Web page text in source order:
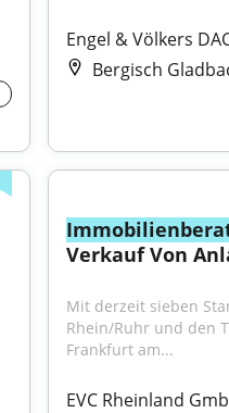
Engel & Völkers
Bergisch
Verkauf Von
Mit derzeit sieben
Rhein/Ruhr und den
Frankfurt am...
EVC Rheinland